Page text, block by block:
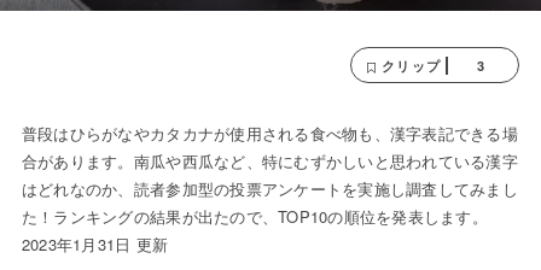
クリップ 3
普段はひらがなやカタカナが使用される食べ物も、漢字表記できる場
合があります。南瓜や西瓜など、特にむずかしいと思われている漢字
はどれなのか、読者参加型の投票アンケートを実施し調査してみまし
た！ランキングの結果が出たので、TOP10の順位を発表します。
2023年1月31日 更新